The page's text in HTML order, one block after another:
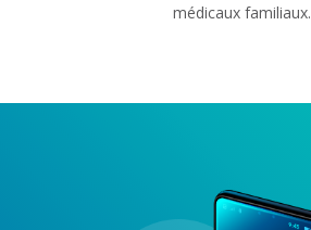
médicaux familiaux.